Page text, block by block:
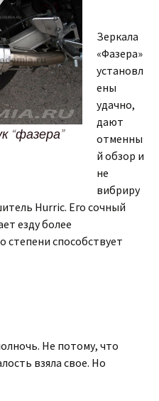
“фазера”
Зеркала
«Фазера»
установл
ены
удачно,
дают
отменны
й обзор и
не
вибриру
Hurric. Его сочный
езду более
степени способствует
Не потому, что
взяла свое. Но